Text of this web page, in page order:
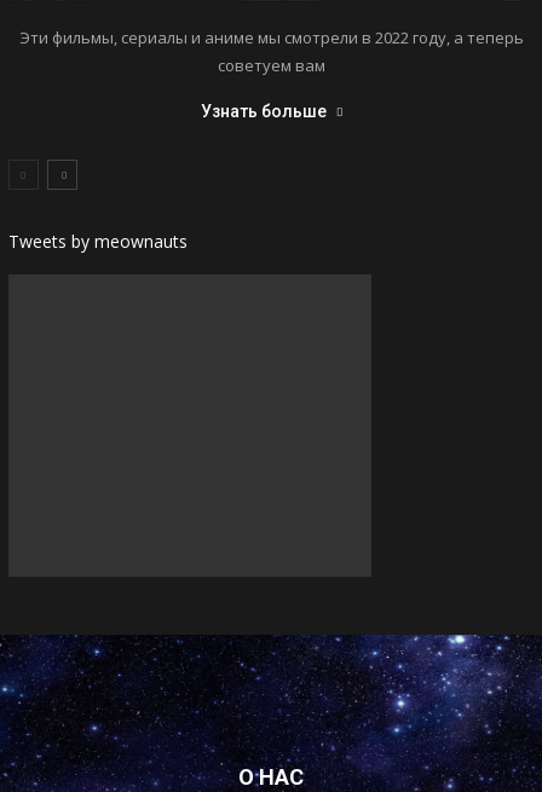
Эти фильмы, сериалы и аниме мы смотрели в 2022 году, а теперь
советуем вам
Узнать больше
Tweets by meownauts
О НАС